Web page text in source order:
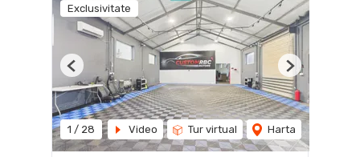
Exclusivitate
1 / 28 Video Tur virtual Harta
Previous Next